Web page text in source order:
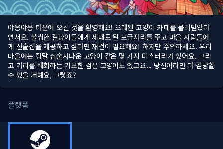
야옹야옹 타운에 오신 것을 환영해요! 오래된 고양이 카페를 물려받았다
면서요. 불쌍한 길냥이들에게 제대로 된 보금자리를 주고 마을 사람들에
게 선술집을 제공하고 싶다면 재건이 필요해요! 하지만 주의하세요. 우리
마을에는 정말 심술사나운 고양이 같은 몇 가지 미스터리가 있어요. 그리
고 거리를 배회하는 기묘한 검은 고양이도 있고요... 당신이라면 다 감당할
수 있을 거예요, 그렇죠?
플랫폼